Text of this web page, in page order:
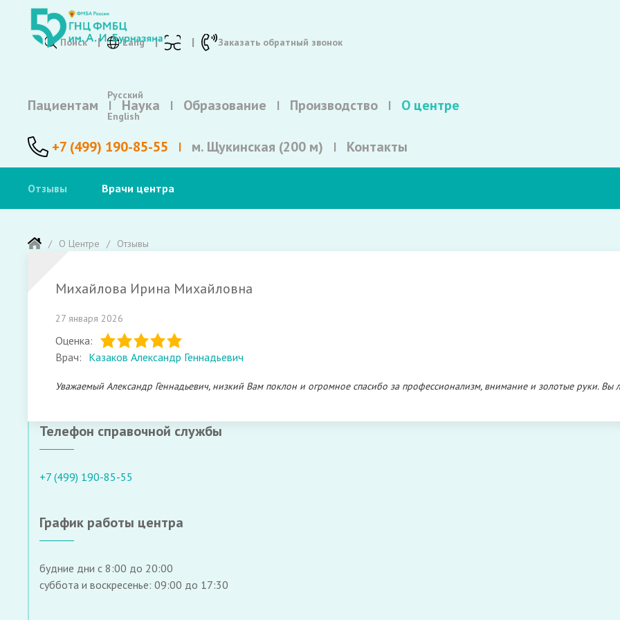
Поиск Lang
Русский
English
Заказать обратный звонок
Пациентам Наука Образование Производство О центре
+7 (499) 190-85-55 м. Щукинская (200 м) Контакты
Отзывы Врачи центра
О Центре Отзывы
Михайлова Ирина Михайловна
27 января 2026
Оценка:
Врач: Казаков Александр Геннадьевич
Уважаемый Александр Геннадьевич, низкий Вам поклон и огромное спасибо за профессионализм, внимание и золотые руки. Вы
Телефон справочной службы
+7 (499) 190-85-55
График работы центра
будние дни с 8:00 до 20:00
суббота и воскресенье: 09:00 до 17:30